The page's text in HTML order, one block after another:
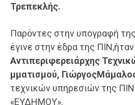
Τρεπεκλής.
Παρόντες στην υπογραφή
έγινε στην έδρα της
Αντιπεριφερειάρχης
μματισμού,
τεχνικών υπηρεσιών της ΠΙΝ
«ΕΥΔΗΜΟΥ».